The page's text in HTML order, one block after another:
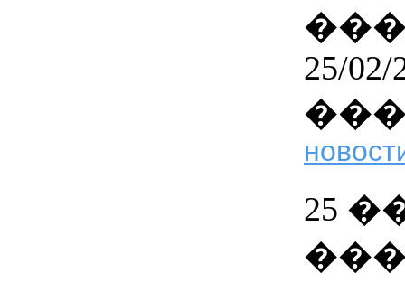
25/02/
25